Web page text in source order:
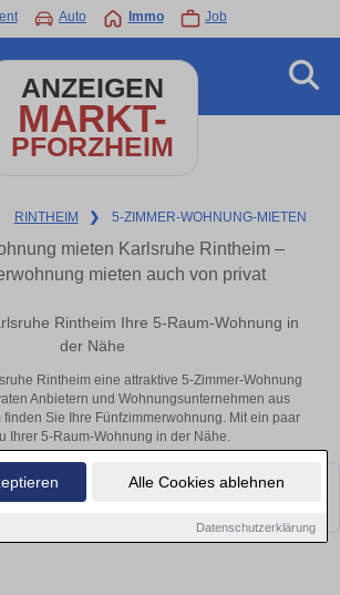
Alle Cookies ablehnen
Datenschutzerklärung
Auto Immo Job
ANZEIGEN
MARKT-
PFORZHEIM
RINTHEIM ❯ 5-ZIMMER-WOHNUNG-MIETEN
mieten Karlsruhe Rintheim –
mieten auch von privat
Rintheim Ihre 5-Raum-Wohnung in
der Nähe
Rintheim eine attraktive 5-Zimmer-Wohnung
Anbietern und Wohnungsunternehmen aus
finden Sie Ihre Fünfzimmerwohnung. Mit ein paar
Ihrer 5-Raum-Wohnung in der Nähe.
keine passenden Objekte finden. Schauen Sie